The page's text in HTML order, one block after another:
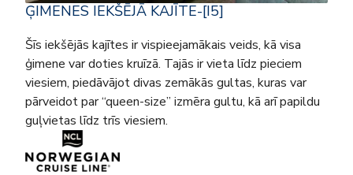
ĢIMENES IEKŠĒJĀ KAJĪTE-[I5]
Šīs iekšējās kajītes ir vispieejamākais veids, kā visa
ģimene var doties kruīzā. Tajās ir vieta līdz pieciem
viesiem, piedāvājot divas zemākās gultas, kuras var
pārveidot par “queen-size” izmēra gultu, kā arī papildu
guļvietas līdz trīs viesiem.